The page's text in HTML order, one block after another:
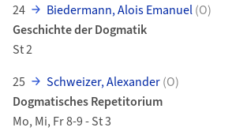
24
Biedermann, Alois Emanuel(O)
Geschichte der Dogmatik
St 2
25
Schweizer, Alexander(O)
Dogmatisches Repetitorium
Mo, Mi, Fr 8-9 - St 3